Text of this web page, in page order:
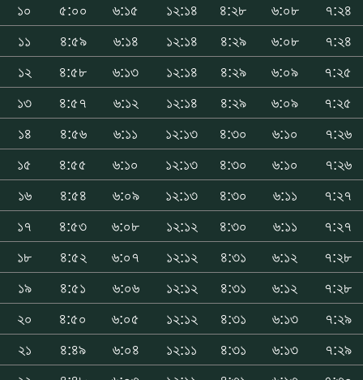
১০
৫:০০ ৬:১৫ ১২:১৪ ৪:২৮ ৬:০৮
৭:২৪
১১
৪:৫৯ ৬:১৪ ১২:১৪ ৪:২৯ ৬:০৮
৭:২৪
১২
৪:৫৮ ৬:১৩ ১২:১৪ ৪:২৯ ৬:০৯
৭:২৫
১৩
৪:৫৭ ৬:১২ ১২:১৪ ৪:২৯ ৬:০৯
৭:২৫
১৪
৪:৫৬ ৬:১১ ১২:১৩ ৪:৩০ ৬:১০
৭:২৬
১৫
৪:৫৫ ৬:১০ ১২:১৩ ৪:৩০ ৬:১০
৭:২৬
১৬
৪:৫৪ ৬:০৯ ১২:১৩ ৪:৩০ ৬:১১
৭:২৭
১৭
৪:৫৩ ৬:০৮ ১২:১২ ৪:৩০ ৬:১১
৭:২৭
১৮
৪:৫২ ৬:০৭ ১২:১২ ৪:৩১ ৬:১২
৭:২৮
১৯
৪:৫১ ৬:০৬ ১২:১২ ৪:৩১ ৬:১২
৭:২৮
২০
৪:৫০ ৬:০৫ ১২:১২ ৪:৩১ ৬:১৩
৭:২৯
২১
৪:৪৯ ৬:০৪ ১২:১১ ৪:৩১ ৬:১৩
৭:২৯